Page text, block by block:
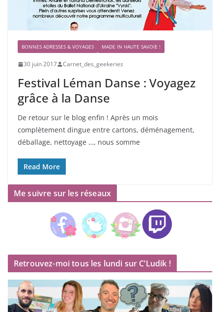
BONNES ADRESSES & VOYAGES MADE IN HAUTE SAVOIE !
30 juin 2017 Carnet_des_geekeries
Festival Léman Danse : Voyagez
grâce à la Danse
De retour sur le blog enfin ! Après un mois
complètement dingue entre cartons, déménagement,
déballage, nettoyage …, nous somme
Read More
Me suivre sur les réseaux
Retrouvez-moi tous les lundi sur C’Ludik !